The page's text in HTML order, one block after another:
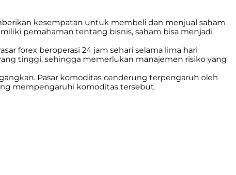
kesempatan untuk membeli dan menjual saham
pemahaman tentang bisnis, saham bisa menjadi
forex beroperasi 24 jam sehari selama lima hari
tinggi, sehingga memerlukan manajemen risiko yang
Pasar komoditas cenderung terpengaruh oleh
mempengaruhi komoditas tersebut.